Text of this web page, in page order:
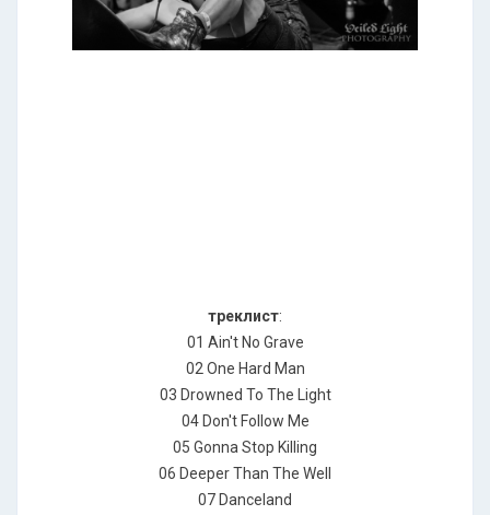
треклист:
01 Ain't No Grave
02 One Hard Man
03 Drowned To The Light
04 Don't Follow Me
05 Gonna Stop Killing
06 Deeper Than The Well
07 Danceland